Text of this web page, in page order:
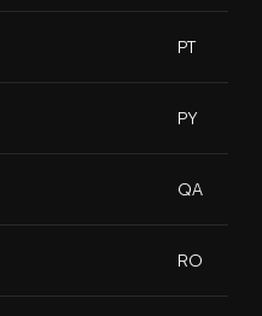
PT
PY
QA
RO